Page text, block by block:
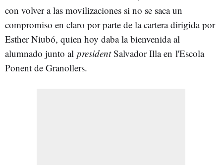
con volver a las movilizaciones si no se saca un
compromiso en claro por parte de la cartera dirigida por
Esther Niubó, quien hoy daba la bienvenida al
alumnado junto al presidentSalvador Illa en l'Escola
Ponent de Granollers.